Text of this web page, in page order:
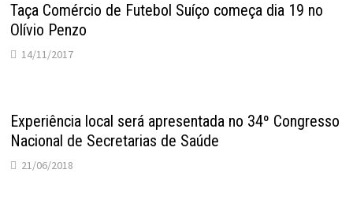
Taça Comércio de Futebol Suíço começa dia 19 no
Olívio Penzo
14/11/2017
Experiência local será apresentada no 34º Congresso
Nacional de Secretarias de Saúde
21/06/2018